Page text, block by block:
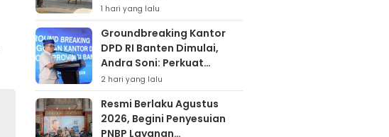
1 hari yang lalu
Groundbreaking Kantor
DPD RI Banten Dimulai,
Andra Soni: Perkuat
Aspirasi Daerah ke Pusat
2 hari yang lalu
Resmi Berlaku Agustus
2026, Begini Penyesuian
PNBP Layanan